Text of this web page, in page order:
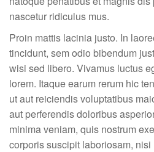
nascetur ridiculus mus.
Proin mattis lacinia justo. In
tincidunt, sem odio bibendum
wisi sed libero. Vivamus luctus
lorem. Itaque earum rerum hic
ut aut reiciendis voluptatibus
aut perferendis doloribus
minima veniam, quis nostrum
corporis suscipit laboriosam,